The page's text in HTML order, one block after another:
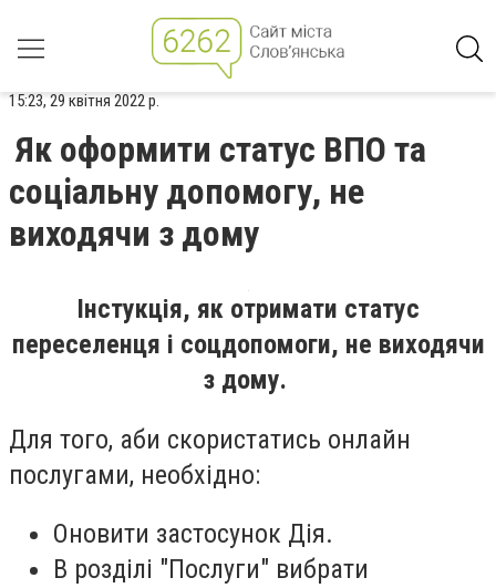
15:23, 29 квітня 2022 р.
Як оформити статус ВПО та
соціальну допомогу, не
виходячи з дому
Інстукція, як отримати статус
переселенця і соцдопомоги, не виходячи
з дому.
Для того, аби скористатись онлайн
послугами, необхідно:
Оновити застосунок Дія.
В розділі "Послуги" вибрати